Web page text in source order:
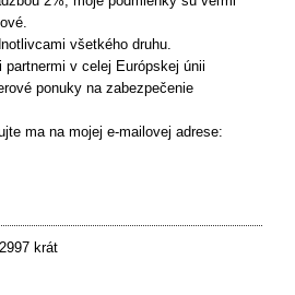
všetkého druhu.
v celej Európskej únii
ponuky na zabezpečenie
ma na mojej e-mailovej adrese:
krát